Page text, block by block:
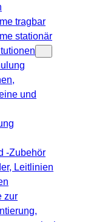
tragbar
stationär
und
-Zubehör
Leitlinien
zur